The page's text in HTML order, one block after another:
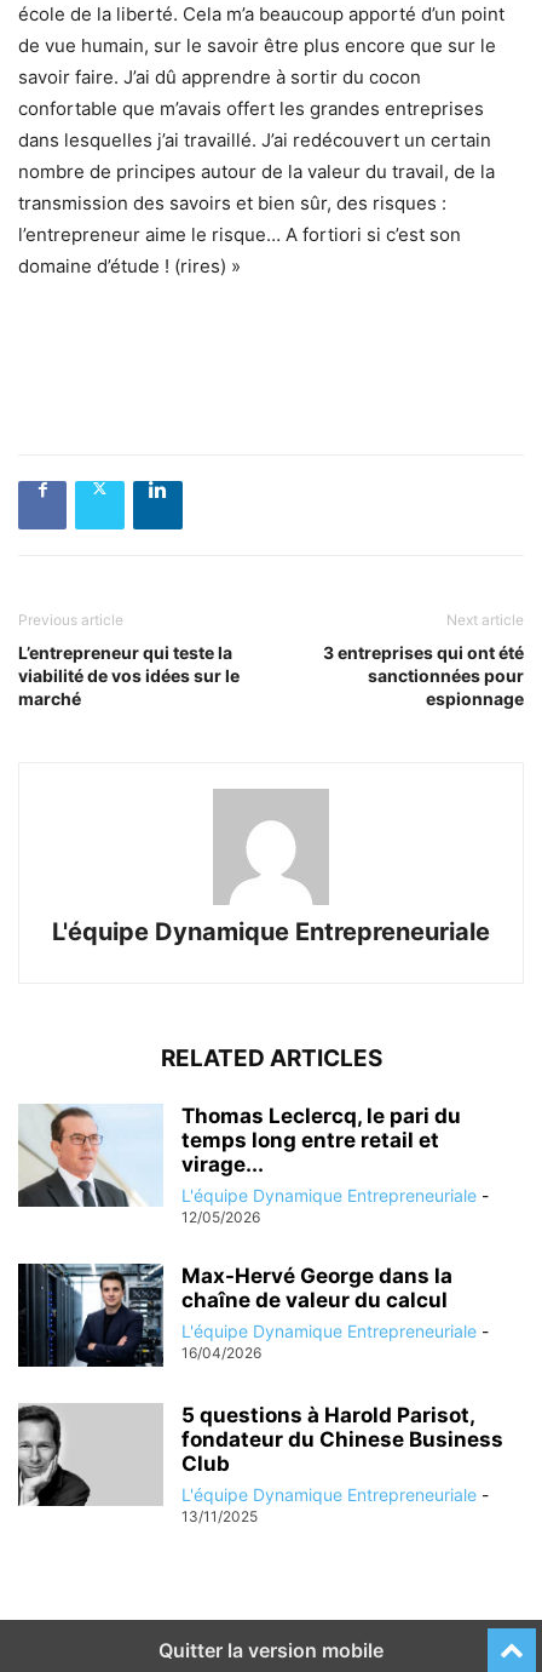
école de la liberté. Cela m’a beaucoup apporté d’un point
de vue humain, sur le savoir être plus encore que sur le
savoir faire. J’ai dû apprendre à sortir du cocon
confortable que m’avais offert les grandes entreprises
dans lesquelles j’ai travaillé. J’ai redécouvert un certain
nombre de principes autour de la valeur du travail, de la
transmission des savoirs et bien sûr, des risques :
l’entrepreneur aime le risque… A fortiori si c’est son
domaine d’étude ! (rires) »
Previous article
L’entrepreneur qui teste la
viabilité de vos idées sur le
marché
Next article
3 entreprises qui ont été
sanctionnées pour
espionnage
L'équipe Dynamique Entrepreneuriale
RELATED ARTICLES
Thomas Leclercq, le pari du
temps long entre retail et
virage...
L'équipe Dynamique Entrepreneuriale -
12/05/2026
Max-Hervé George dans la
chaîne de valeur du calcul
L'équipe Dynamique Entrepreneuriale -
16/04/2026
5 questions à Harold Parisot,
fondateur du Chinese Business
Club
L'équipe Dynamique Entrepreneuriale -
13/11/2025
Quitter la version mobile